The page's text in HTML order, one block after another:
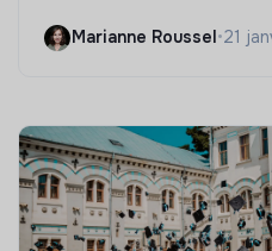
Marianne Roussel•21